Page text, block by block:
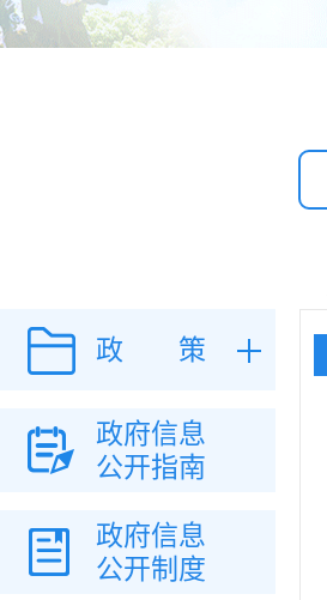
政 策
政府信息
公开指南
政府信息
公开制度